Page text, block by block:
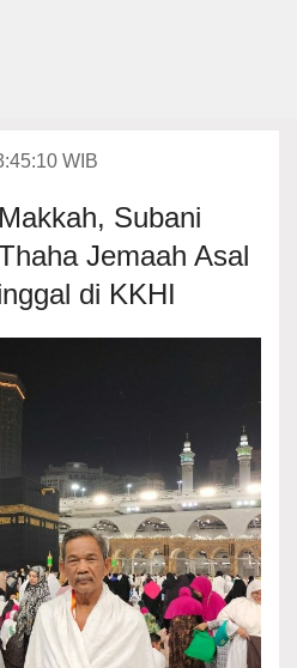
WIB
Subani
Jemaah Asal
di KKHI